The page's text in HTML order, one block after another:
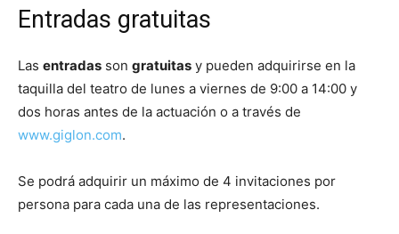
Entradas gratuitas
Las entradas son gratuitas y pueden adquirirse en la
taquilla del teatro de lunes a viernes de 9:00 a 14:00 y
dos horas antes de la actuación o a través de
www.giglon.com.
Se podrá adquirir un máximo de 4 invitaciones por
persona para cada una de las representaciones.